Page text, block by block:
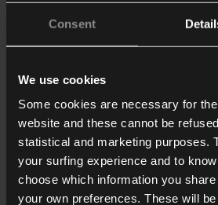
Consent
We use cookies
Some cookies are necessary for
website and these cannot be
statistical and marketing purposes.
your surfing experience and to
choose which information you
your own preferences. These will
11.05.2026
Niko Home Control
Touchscreen
Niko expands its smart home